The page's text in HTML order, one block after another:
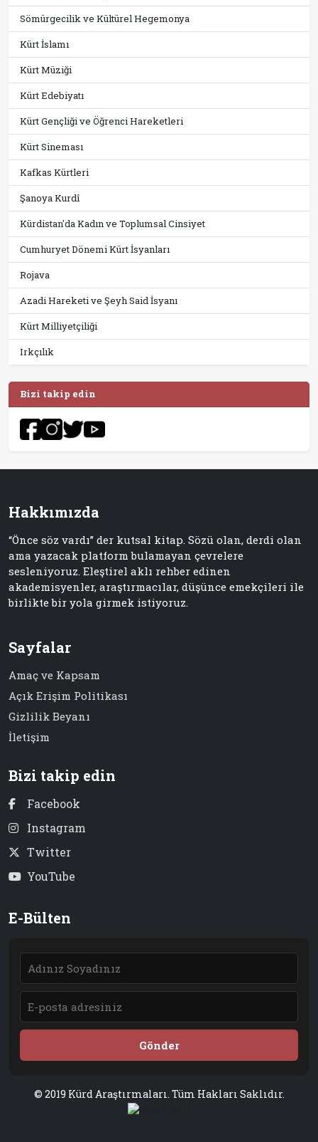
Sömürgecilik ve Kültürel Hegemonya
Kürt İslamı
Kürt Müziği
Kürt Edebiyatı
Kürt Gençliği ve Öğrenci Hareketleri
Kürt Sineması
Kafkas Kürtleri
Şanoya Kurdî
Kürdistan'da Kadın ve Toplumsal Cinsiyet
Cumhuryet Dönemi Kürt İsyanları
Rojava
Azadi Hareketi ve Şeyh Said İsyanı
Kürt Milliyetçiliği
Irkçılık
Bizi takip edin
Hakkımızda
“Önce söz vardı” der kutsal kitap. Sözü olan, derdi olan
ama yazacak platform bulamayan çevrelere
sesleniyoruz. Eleştirel aklı rehber edinen
akademisyenler, araştırmacılar, düşünce emekçileri ile
birlikte bir yola girmek istiyoruz.
Sayfalar
Amaç ve Kapsam
Açık Erişim Politikası
Gizlilik Beyanı
İletişim
Bizi takip edin
Facebook
Instagram
Twitter
YouTube
E-Bülten
Gönder
© 2019 Kürd Araştırmaları. Tüm Hakları Saklıdır.